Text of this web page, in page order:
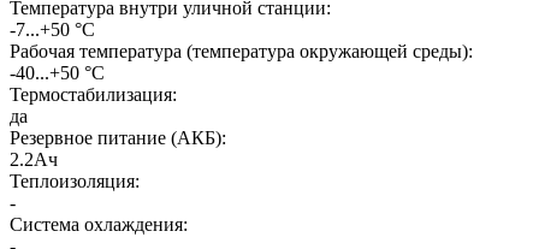
Температура внутри уличной станции:
-7...+50 °С
Рабочая температура (температура окружающей среды):
-40...+50 °С
Термостабилизация:
да
Резервное питание (АКБ):
2.2Ач
Теплоизоляция:
-
Система охлаждения: